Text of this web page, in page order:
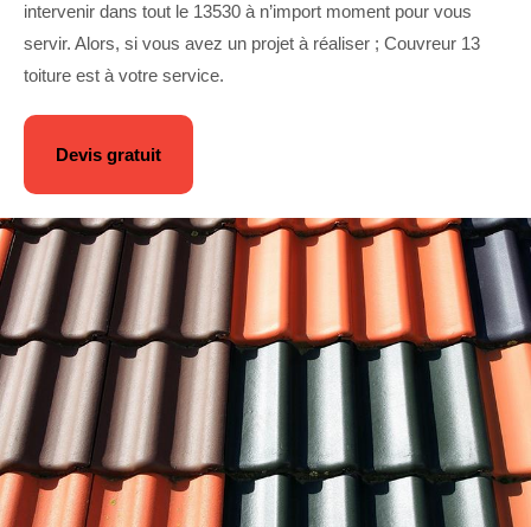
intervenir dans tout le 13530 à n’import moment pour vous
servir. Alors, si vous avez un projet à réaliser ; Couvreur 13
toiture est à votre service.
Devis gratuit